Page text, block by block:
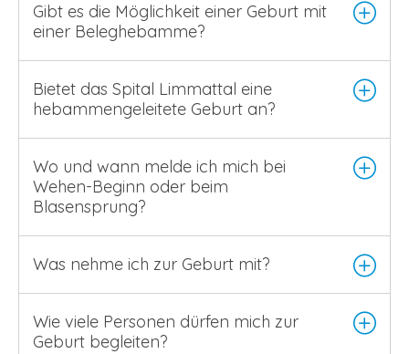
Gibt es die Möglichkeit einer Geburt mit
einer Beleghebamme?
Bietet das Spital Limmattal eine
hebammengeleitete Geburt an?
Wo und wann melde ich mich bei
Wehen-Beginn oder beim
Blasensprung?
Was nehme ich zur Geburt mit?
Wie viele Personen dürfen mich zur
Geburt begleiten?